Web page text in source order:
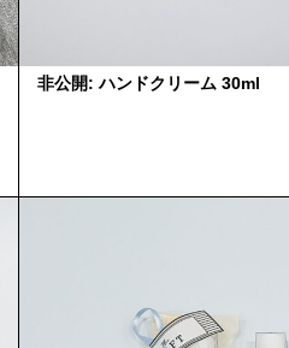
非公開: ハンドクリーム 30ml